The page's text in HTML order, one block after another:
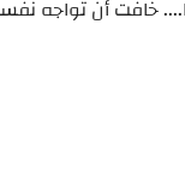
خافت أن تواجه